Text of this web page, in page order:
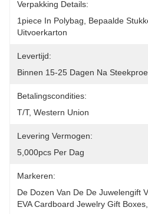
Verpakking Details:
1piece In Polybag, Bepaalde
Uitvoerkarton
Levertijd:
Binnen 15-25 Dagen Na
Betalingscondities:
T/T, Western Union
Levering Vermogen:
5,000pcs Per Dag
Markeren:
De Dozen Van De De Juwelengift
EVA Cardboard Jewelry Gift Boxes